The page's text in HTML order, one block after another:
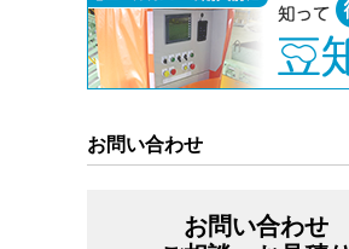
お問い合わせ
お問い合わせ